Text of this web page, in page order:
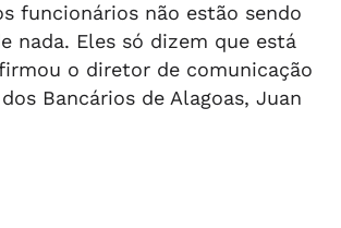
funcionários não estão sendo
nada. Eles só dizem que está
o diretor de comunicação
Bancários de Alagoas, Juan